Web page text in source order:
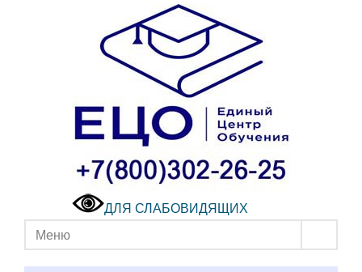
ДЛЯ СЛАБОВИДЯЩИХ
Меню